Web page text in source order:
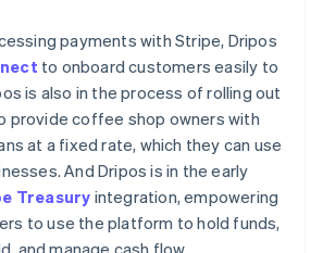
payments with Stripe, Dripos
to onboard customers easily to
is also in the process of rolling out
provide coffee shop owners with
at a fixed rate, which they can use
And Dripos is in the early
Treasuryintegration, empowering
to use the platform to hold funds,
and manage cash flow.